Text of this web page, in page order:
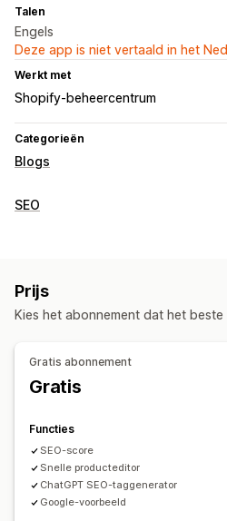
Talen
Engels
Deze app is niet vertaald in het
Werkt met
Shopify-beheercentrum
Categorieën
Blogs
Contentontwikkeling
Trefwoordoptimalisatie
Weergaveopties
SEO
Optimalisatie van metagegevens
Prijs
Kies het abonnement dat het
Gratis abonnement
Gratis
Functies
SEO-score
Snelle producteditor
ChatGPT SEO-taggenerator
Google-voorbeeld